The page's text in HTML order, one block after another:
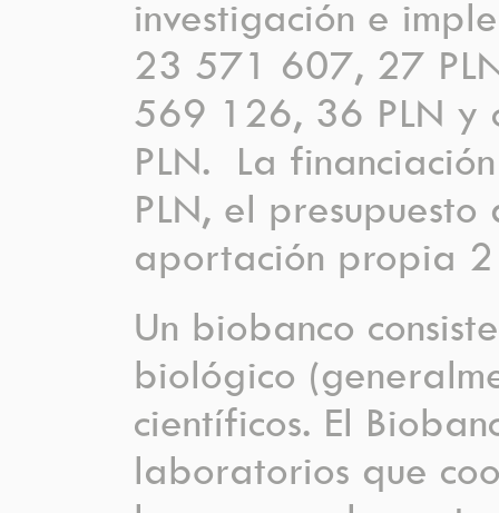
investigación e
23 571 607, 27
569 126, 36 PLN y
PLN. La
PLN, el
aportación propia
Un biobanco
biológico
científicos. El
laboratorios que